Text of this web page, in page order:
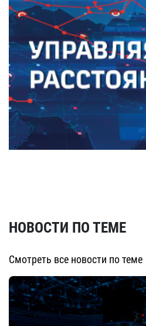
НОВОСТИ ПО ТЕМЕ
Смотреть все новости по теме